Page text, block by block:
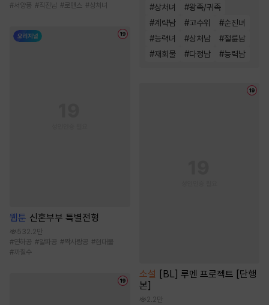
#서양풍 #직진남 #로맨스 #상처녀
웹툰 신혼부부 특별전형
532.2만
#연하공 #알파공 #짝사랑공 #현대물
#까칠수
#상처녀 #왕족/귀족
#계략남 #고수위 #순진녀
#능력녀 #상처남 #절륜남
#재회물 #다정남 #능력남
소설 [BL] 루멘 프로젝트 [단행
본]
2.2만